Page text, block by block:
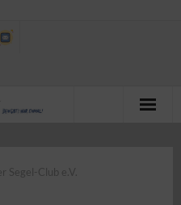
Segel-Club e.V.